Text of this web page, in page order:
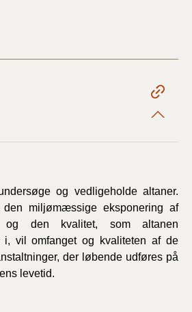
og vedligeholde altaner.
miljømæssige eksponering af
og den kvalitet, som altanen
i, vil omfanget og kvaliteten af de
der løbende udføres på
levetid.